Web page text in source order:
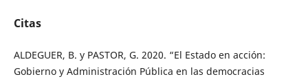
Citas
ALDEGUER, B. y PASTOR, G. 2020. “El Estado en acción:
Gobierno y Administración Pública en las democracias